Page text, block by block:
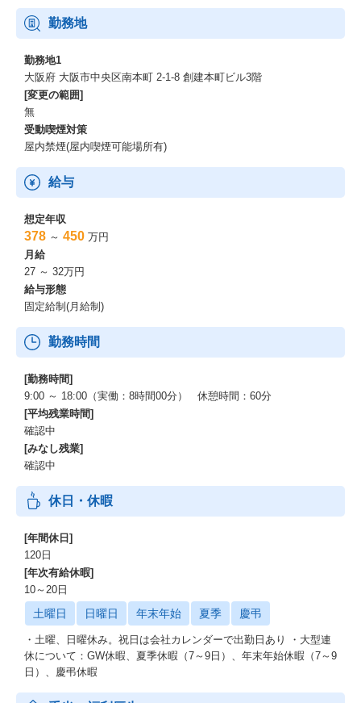
勤務地
勤務地1
大阪府 大阪市中央区南本町 2-1-8 創建本町ビル3階
[変更の範囲]
無
受動喫煙対策
屋内禁煙(屋内喫煙可能場所有)
給与
想定年収
378 ～ 450 万円
月給
27 ～ 32万円
給与形態
固定給制(月給制)
勤務時間
[勤務時間]
9:00 ～ 18:00（実働：8時間00分） 休憩時間：60分
[平均残業時間]
確認中
[みなし残業]
確認中
休日・休暇
[年間休日]
120日
[年次有給休暇]
10～20日
土曜日 日曜日 年末年始 夏季 慶弔
・土曜、日曜休み。祝日は会社カレンダーで出勤日あり ・大型連
休について：GW休暇、夏季休暇（7～9日）、年末年始休暇（7～9
日）、慶弔休暇